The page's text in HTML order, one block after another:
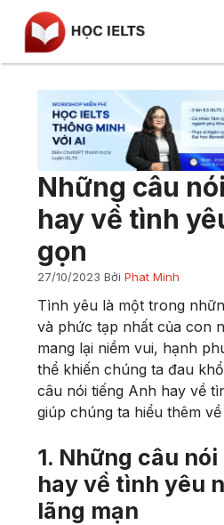
Chuyển
đến
Học IELTS
IELTS Speaking
IELTS Writing
IELTS Listening
IELTS Reading
Từ vựng
Ngữ pháp
Tài liệu
Blog
Review
Liên hệ
Những câu
hay về tình
gọn
27/10/2023 Bởi Phat Minh
Tình yêu là một trong
và phức tạp nhất của con
mang lại niềm vui, hạnh
thể khiến chúng ta đau
câu nói tiếng Anh hay về
giúp chúng ta hiểu thêm
1. Những câu
hay về tình yêu
lãng mạn